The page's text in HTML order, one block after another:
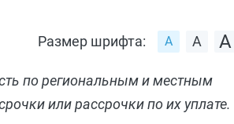
Размер шрифта:
по региональным и местным
или рассрочки по их уплате.